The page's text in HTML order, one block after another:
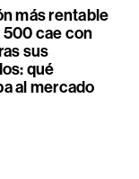
más rentable
500 cae con
sus
qué
al mercado